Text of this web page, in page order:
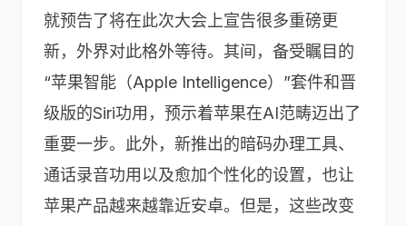
就预告了将在此次大会上宣告很多重磅更
新，外界对此格外等待。其间，备受瞩目的
“苹果智能（Apple Intelligence）”套件和晋
级版的Siri功用，预示着苹果在AI范畴迈出了
重要一步。此外，新推出的暗码办理工具、
通话录音功用以及愈加个性化的设置，也让
苹果产品越来越靠近安卓。但是，这些改变